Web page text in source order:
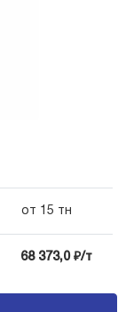
от 15 тн
68 373,0 ₽/т